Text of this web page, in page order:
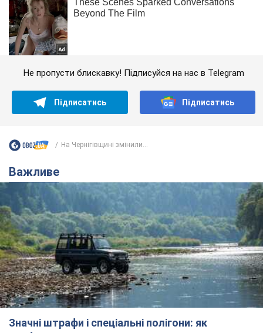
Не пропусти блискавку! Підписуйся на нас в Telegram
Підписатись Підписатись
На Чернігівщині змінили...
Важливе
Значні штрафи і спеціальні полігони: як